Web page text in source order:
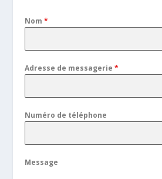
Nom*
Adresse de messagerie*
Numéro de téléphone
Message